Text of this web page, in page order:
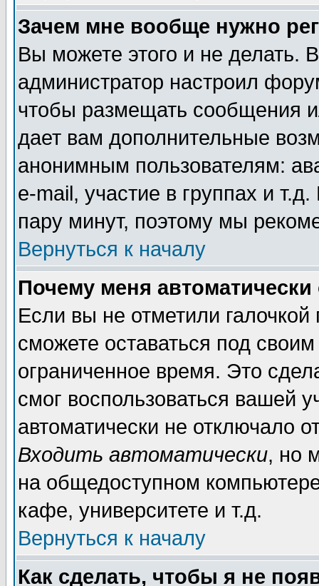
Зачем мне вообще нужно
Вы можете этого и не делать.
администратор настроил
чтобы размещать сообщения
дает вам дополнительные
анонимным пользователям:
e-mail, участие в группах и
пару минут, поэтому мы
Вернуться к началу
Почему меня автоматически
Если вы не отметили галочкой
сможете оставаться под
ограниченное время. Это
смог воспользоваться вашей
автоматически не отключало
Входить автоматически, но
на общедоступном
кафе, университете и т.д.
Вернуться к началу
Как сделать, чтобы я не